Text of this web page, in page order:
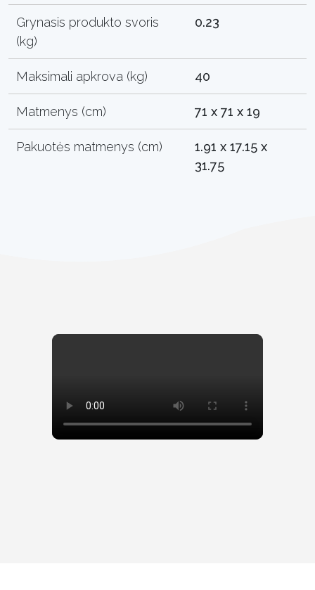
Grynasis produkto svoris
(kg)
0.23
Maksimali apkrova (kg) 40
Matmenys (cm) 71 x 71 x 19
Pakuotės matmenys (cm)
1.91 x 17.15 x
31.75